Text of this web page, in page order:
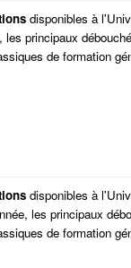
disponibles à
principaux
de formation
disponibles à
les principaux
de formation